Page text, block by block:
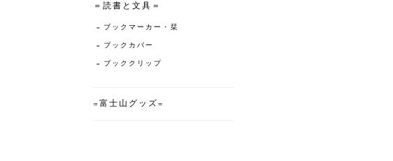
＝読書と文具＝
ブックマーカー・栞
ブックカバー
ブッククリップ
=富士山グッズ=